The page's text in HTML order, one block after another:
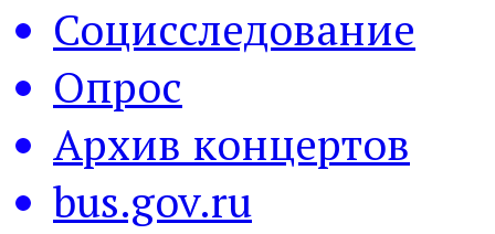
Социсследование
Опрос
Архив концертов
bus.gov.ru